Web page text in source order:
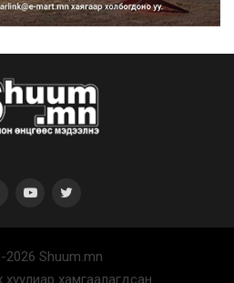
сондгой
хэм дулаан
2026 Shuum.mn
хамгаалагдсан.